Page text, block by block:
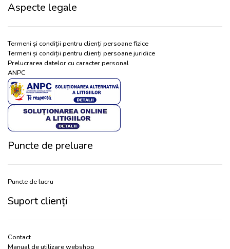
Aspecte legale
Termeni și condiții pentru clienți persoane fizice
Termeni și condiții pentru clienți persoane juridice
Prelucrarea datelor cu caracter personal
ANPC
Puncte de preluare
Puncte de lucru
Suport clienți
Contact
Manual de utilizare webshop